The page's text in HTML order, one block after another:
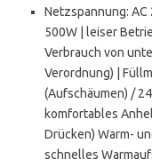
Netzspannung: AC
500W | leiser
Verbrauch von
Verordnung) |
(Aufschäumen) /
komfortables
Drücken) Warm-
schnelles